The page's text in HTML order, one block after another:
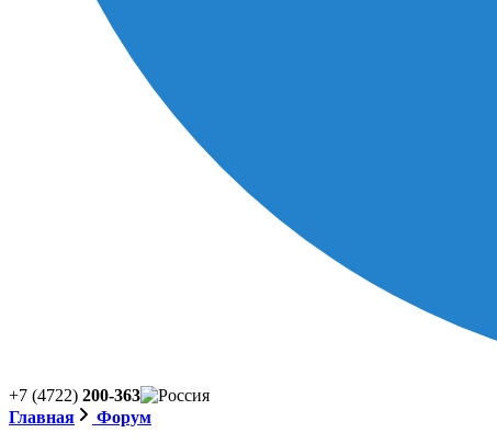
+7 (4722) 200-363
Главная
Форум